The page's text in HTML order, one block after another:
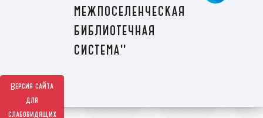
Версия сайта
для
слабовидящих
межпоселенческая
библиотечная
система"